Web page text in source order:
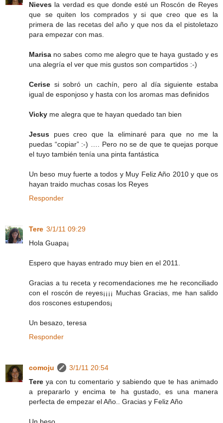
Nieves la verdad es que donde esté un Roscón de Reyes
que se quiten los comprados y si que creo que es la
primera de las recetas del año y que nos da el pistoletazo
para empezar con mas.
Marisa no sabes como me alegro que te haya gustado y es
una alegría el ver que mis gustos son compartidos :-)
Cerise si sobró un cachín, pero al día siguiente estaba
igual de esponjoso y hasta con los aromas mas definidos
Vicky me alegra que te hayan quedado tan bien
Jesus pues creo que la eliminaré para que no me la
puedas “copiar” :-) …. Pero no se de que te quejas porque
el tuyo también tenía una pinta fantástica
Un beso muy fuerte a todos y Muy Feliz Año 2010 y que os
hayan traido muchas cosas los Reyes
Responder
Tere 3/1/11 09:29
Hola Guapa¡
Espero que hayas entrado muy bien en el 2011.
Gracias a tu receta y recomendaciones me he reconciliado
con el roscón de reyes¡¡¡¡ Muchas Gracias, me han salido
dos roscones estupendos¡
Un besazo, teresa
Responder
comoju
3/1/11 20:54
Tere ya con tu comentario y sabiendo que te has animado
a prepararlo y encima te ha gustado, es una manera
perfecta de empezar el Año.. Gracias y Feliz Año
Un beso